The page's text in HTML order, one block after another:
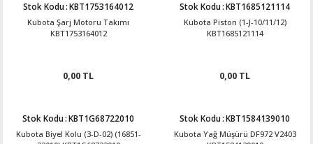
Stok Kodu:KBT1753164012
Kubota Şarj Motoru Takımı
KBT1753164012
0,00 TL
Stok Kodu:KBT1685121114
Kubota Piston (1-J-10/11/12)
KBT1685121114
0,00 TL
Stok Kodu:KBT1G68722010
Kubota Biyel Kolu (3-D-02) (16851-
Stok Kodu:KBT1584139010
Kubota Yağ Müşürü DF972 V2403